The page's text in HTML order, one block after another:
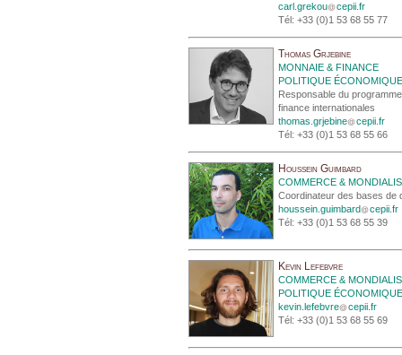
carl.grekou
cepii.fr
Tél: +33 (0)1 53 68 55 77
Thomas Grjebine
MONNAIE & FINANCE
POLITIQUE ÉCONOMIQUE
Responsable du
finance internationales
thomas.grjebine
cepii.fr
Tél: +33 (0)1 53 68 55 66
Houssein Guimbard
COMMERCE &
Coordinateur des bases de
houssein.guimbard
cepii.fr
Tél: +33 (0)1 53 68 55 39
Kevin Lefebvre
COMMERCE &
POLITIQUE ÉCONOMIQUE
kevin.lefebvre
cepii.fr
Tél: +33 (0)1 53 68 55 69